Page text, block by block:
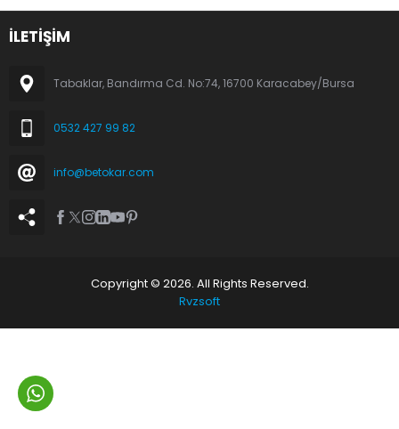
İLETİŞİM
Tabaklar, Bandırma Cd. No:74, 16700 Karacabey/Bursa
0532 427 99 82
info@betokar.com
Copyright © 2026. All Rights Reserved.
Rvzsoft